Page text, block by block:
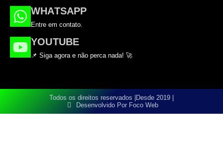
WHATSAPP
Entre em contato.
YOUTUBE
📌 Siga agora e não perca nada! 🚀
Todos os direitos reservados |
Desde 2019 |
Desenvolvido Por Foco Web